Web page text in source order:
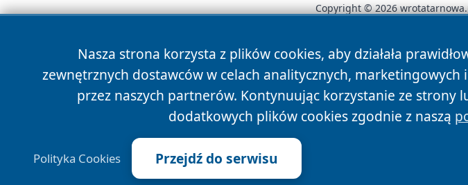
Nasza strona korzysta z plików cookies, aby działała
zewnętrznych dostawców w celach analitycznych,
przez naszych partnerów. Kontynuując korzystanie ze strony
dodatkowych plików cookies zgodnie z naszą
Polityka Cookies Przejdź do serwisu
Copyright © 2026
News Autorzy Polityka